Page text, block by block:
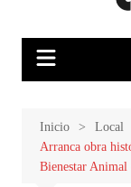
Inicio
Local
Arranca obra
Bienestar Animal